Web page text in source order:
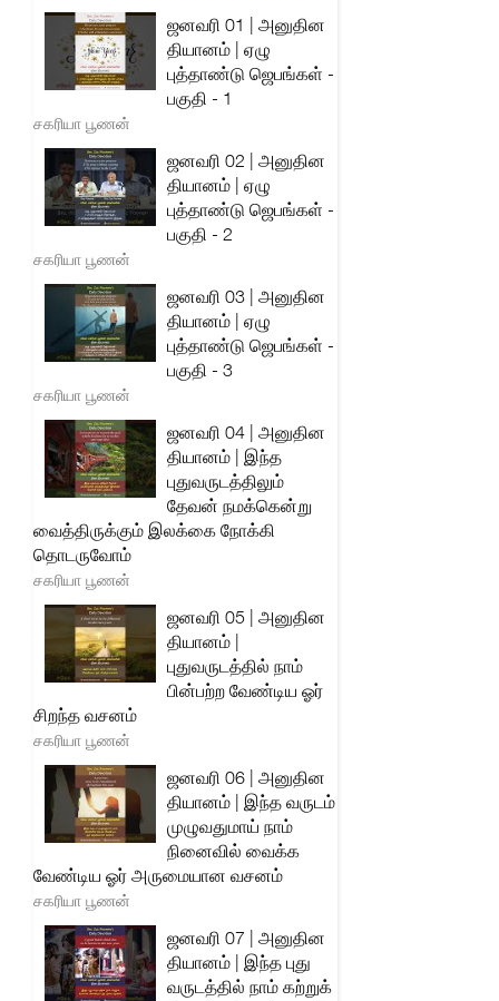
ஜனவரி 01 | அனுதின
தியானம் | ஏழு
புத்தாண்டு ஜெபங்கள் -
பகுதி - 1
சகரியா பூணன்
ஜனவரி 02 | அனுதின
தியானம் | ஏழு
புத்தாண்டு ஜெபங்கள் -
பகுதி - 2
சகரியா பூணன்
ஜனவரி 03 | அனுதின
தியானம் | ஏழு
புத்தாண்டு ஜெபங்கள் -
பகுதி - 3
சகரியா பூணன்
ஜனவரி 04 | அனுதின
தியானம் | இந்த
புதுவருடத்திலும்
தேவன் நமக்கென்று
வைத்திருக்கும் இலக்கை நோக்கி
தொடருவோம்
சகரியா பூணன்
ஜனவரி 05 | அனுதின
தியானம் |
புதுவருடத்தில் நாம்
பின்பற்ற வேண்டிய ஓர்
சிறந்த வசனம்
சகரியா பூணன்
ஜனவரி 06 | அனுதின
தியானம் | இந்த வருடம்
முழுவதுமாய் நாம்
நினைவில் வைக்க
வேண்டிய ஓர் அருமையான வசனம்
சகரியா பூணன்
ஜனவரி 07 | அனுதின
தியானம் | இந்த புது
வருடத்தில் நாம் கற்றுக்